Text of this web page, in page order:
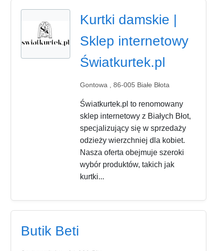
Kurtki damskie |
Sklep internetowy
Światkurtek.pl
Gontowa , 86-005 Białe Błota
Światkurtek.pl to renomowany
sklep internetowy z Białych Błot,
specjalizujący się w sprzedaży
odzieży wierzchniej dla kobiet.
Nasza oferta obejmuje szeroki
wybór produktów, takich jak
kurtki...
Butik Beti